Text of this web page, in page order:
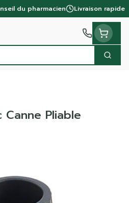
du pharmacien Livraison rapide
Pliable